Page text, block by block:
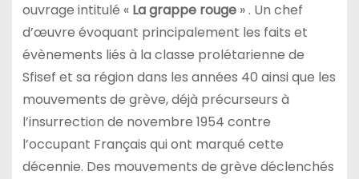
ouvrage intitulé « La grappe rouge» . Un chef
d’œuvre évoquant principalement les faits et
évènements liés à la classe prolétarienne de
Sfisef et sa région dans les années 40 ainsi que les
mouvements de grève, déjà précurseurs à
l’insurrection de novembre 1954 contre
l’occupant Français qui ont marqué cette
décennie. Des mouvements de grève déclenchés